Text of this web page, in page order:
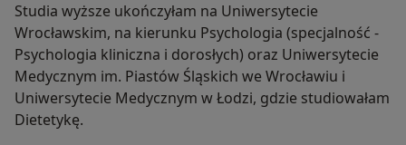
Studia wyższe ukończyłam na Uniwersytecie
Wrocławskim, na kierunku Psychologia (specjalność -
Psychologia kliniczna i dorosłych) oraz Uniwersytecie
Medycznym im. Piastów Śląskich we Wrocławiu i
Uniwersytecie Medycznym w Łodzi, gdzie studiowałam
Dietetykę.